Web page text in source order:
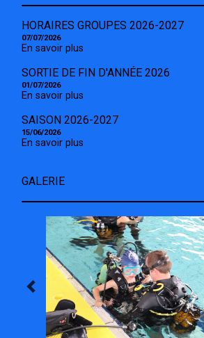
HORAIRES GROUPES 2026-2027
07/07/2026
En savoir plus
SORTIE DE FIN D'ANNÉE 2026
01/07/2026
En savoir plus
SAISON 2026-2027
15/06/2026
En savoir plus
GALERIE